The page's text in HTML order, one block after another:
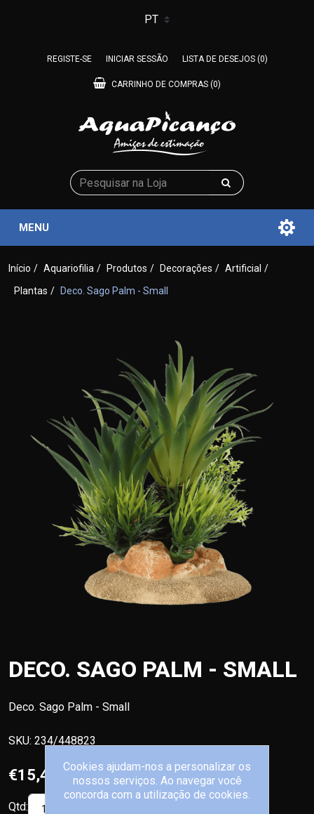
REGISTE-SE INICIAR SESSÃO LISTA DE DESEJOS (0)
CARRINHO DE COMPRAS (0)
MENU
Início / Aquariofilia / Produtos / Decorações / Artificial /
Plantas / Deco. Sago Palm - Small
DECO. SAGO PALM - SMALL
Deco. Sago Palm - Small
SKU: 234/448823
€15,40
Qtd:
Cookies ajudam-nos a personalizar os
nossos serviços. Ao navegar você
concorda com a utilização de cookies.